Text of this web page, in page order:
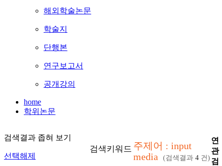
해외학술논문
학술지
단행본
연구보고서
공개강의
home
학위논문
검색결과 좁혀 보기
선택해제
검색키워드 주제어 : input
media
(검색결과 4 건)
연
관
검